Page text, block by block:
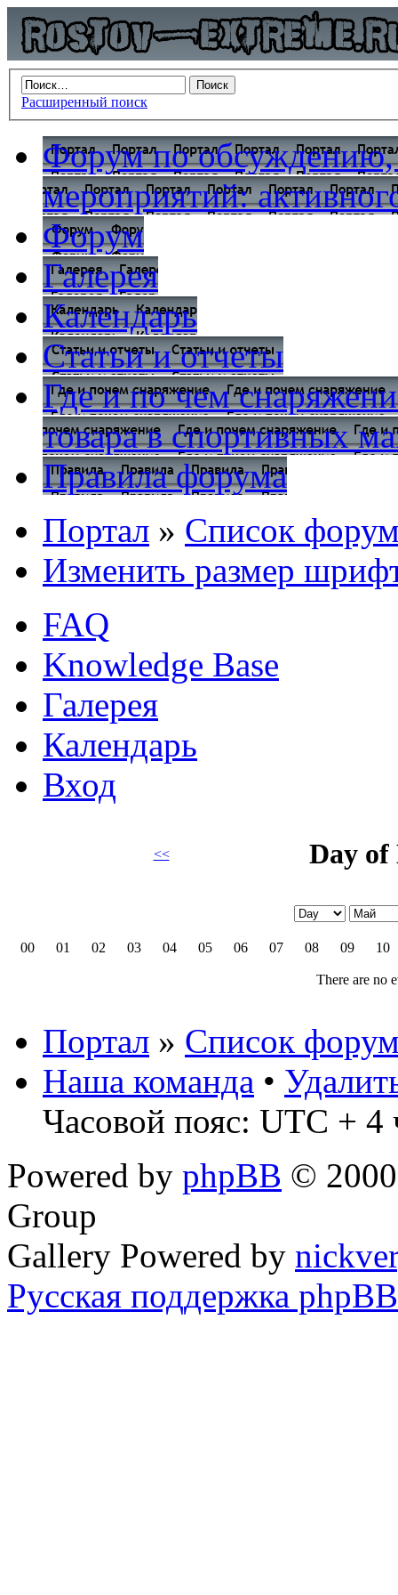
Расширенный поиск
Форум по обсуждению,
мероприятий:
Форум
Галерея
Календарь
Статьи и отчеты
Где и по чем
товара в спортивных
Правила форума
Портал » Список
Изменить размер
FAQ
Knowledge Base
Галерея
Календарь
Вход
<< Day of
00 01 02 03 04 05 06 07 08 09 10
There are no
Портал » Список
Наша команда •
Часовой пояс: UTC + 4
Powered by phpBB ©
Group
Gallery Powered by
Русская поддержка phpBB